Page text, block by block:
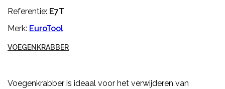
Referentie: E7T
Merk: EuroTool
VOEGENKRABBER
Voegenkrabber is ideaal voor het verwijderen van